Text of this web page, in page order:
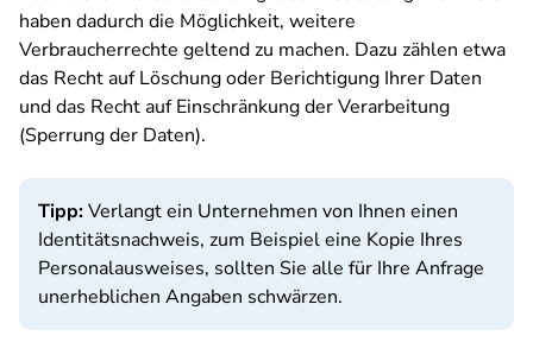
haben dadurch die Möglichkeit, weitere
Verbraucherrechte geltend zu machen. Dazu zählen etwa
das Recht auf Löschung oder Berichtigung Ihrer Daten
und das Recht auf Einschränkung der Verarbeitung
(Sperrung der Daten).
Tipp:Verlangt ein Unternehmen von Ihnen einen
Identitätsnachweis, zum Beispiel eine Kopie Ihres
Personalausweises, sollten Sie alle für Ihre Anfrage
unerheblichen Angaben schwärzen.